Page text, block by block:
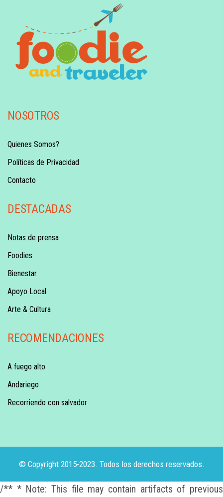
NOSOTROS
Quienes Somos?
Políticas de Privacidad
Contacto
DESTACADAS
Notas de prensa
Foodies
Bienestar
Apoyo Local
Arte & Cultura
RECOMENDACIONES
A fuego alto
Andariego
Recorriendo con salvador
© Copyright 2015-2023. Todos los derechos reservados.
/** * Note: This file may contain artifacts of previous